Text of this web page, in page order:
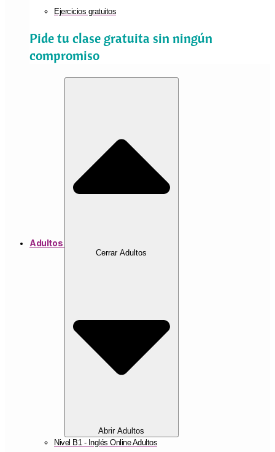
Ejercicios gratuitos
Pide tu clase gratuita sin ningún
compromiso
Adultos
Cerrar Adultos
Abrir Adultos
Nivel B1 - Inglés Online Adultos